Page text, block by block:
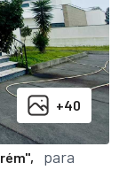
+40
para